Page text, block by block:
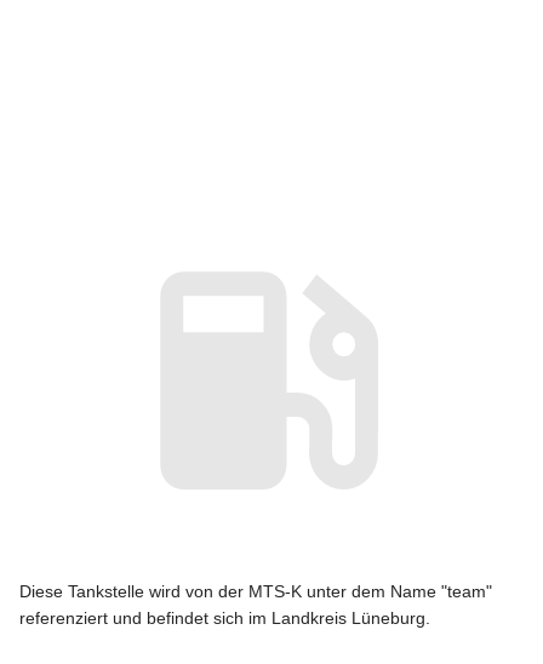
Diese Tankstelle wird von der MTS-K unter dem Name "team"
referenziert und befindet sich im Landkreis Lüneburg.